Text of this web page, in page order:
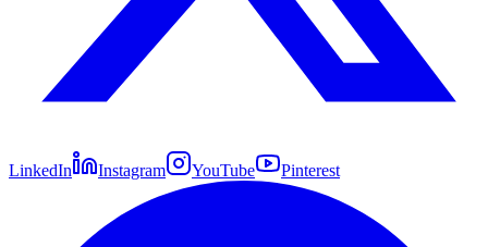
LinkedIn Instagram YouTube Pinterest